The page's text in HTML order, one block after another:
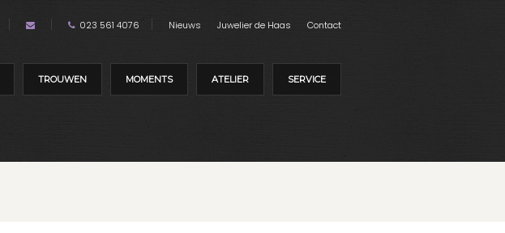
023 561 4076 Nieuws Juwelier de Haas Contact
TROUWEN MOMENTS ATELIER SERVICE